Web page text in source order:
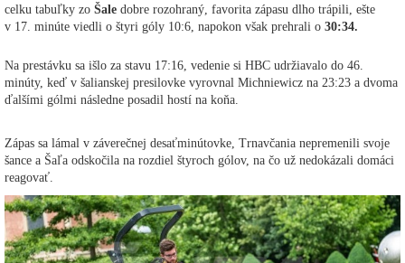
celku tabuľky zo Šale dobre rozohraný, favorita zápasu dlho trápili, ešte
v 17. minúte viedli o štyri góly 10:6, napokon však prehrali o 30:34.
Na prestávku sa išlo za stavu 17:16, vedenie si HBC udržiavalo do 46.
minúty, keď v šalianskej presilovke vyrovnal Michniewicz na 23:23 a dvoma
ďalšími gólmi následne posadil hostí na koňa.
Zápas sa lámal v záverečnej desaťminútovke, Trnavčania nepremenili svoje
šance a Šaľa odskočila na rozdiel štyroch gólov, na čo už nedokázali domáci
reagovať.